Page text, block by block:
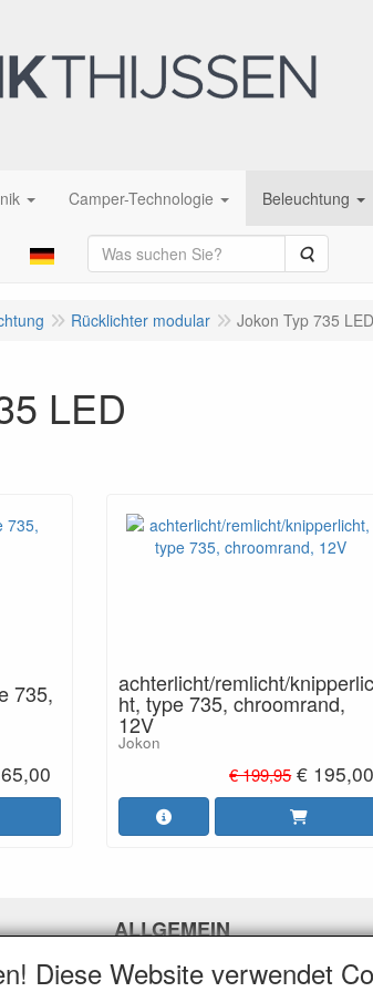
Camper-Technologie Beleuchtung
Suche
Rücklichter modular Jokon Typ 735 LED
LED
735, achterlicht/remlicht/knipperlic
ht, type 735, chroomrand,
12V
Jokon
€ 199,95 € 195,00
ALLGEMEIN
Wir über uns
Diese Website verwendet